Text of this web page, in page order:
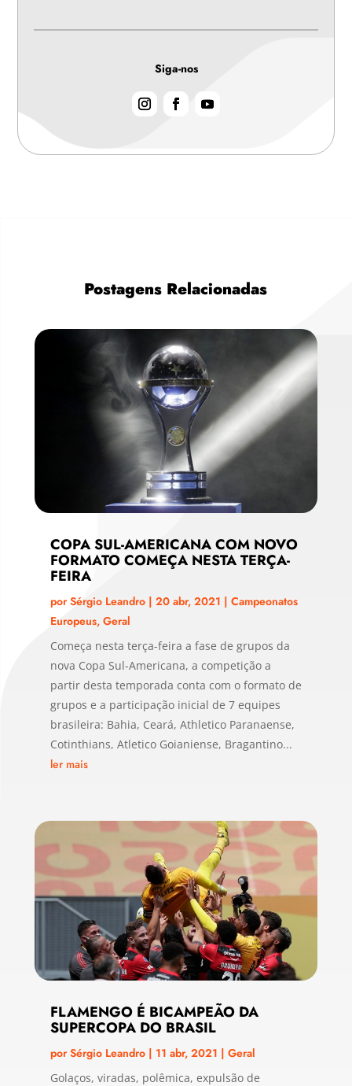
Siga-nos
Postagens Relacionadas
COPA SUL-AMERICANA COM NOVO
FORMATO COMEÇA NESTA TERÇA-
FEIRA
porSérgio Leandro| 20 abr, 2021 | Campeonatos
Europeus, Geral
Começa nesta terça-feira a fase de grupos da
nova Copa Sul-Americana, a competição a
partir desta temporada conta com o formato de
grupos e a participação inicial de 7 equipes
brasileira: Bahia, Ceará, Athletico Paranaense,
Cotinthians, Atletico Goianiense, Bragantino...
ler mais
FLAMENGO É BICAMPEÃO DA
SUPERCOPA DO BRASIL
porSérgio Leandro| 11 abr, 2021 | Geral
Golaços, viradas, polêmica, expulsão de